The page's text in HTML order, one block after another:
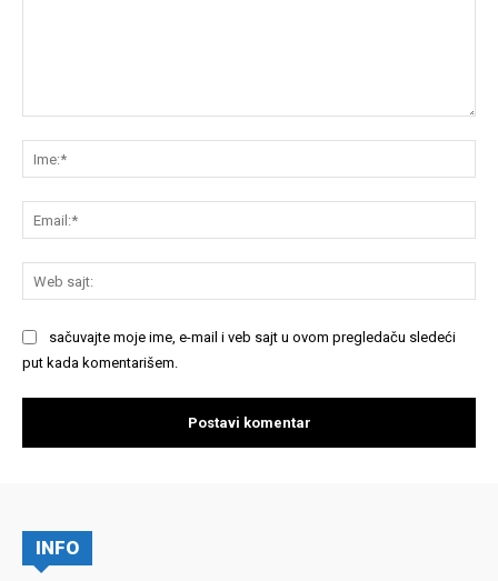
sačuvajte moje ime, e-mail i veb sajt u ovom pregledaču sledeći
put kada komentarišem.
INFO